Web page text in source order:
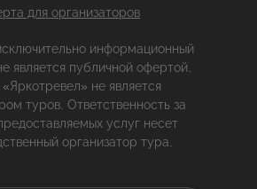
для организаторов
информационный
является публичной офертой.
не является
туров. Ответственность за
услуг несет
организатор тура.